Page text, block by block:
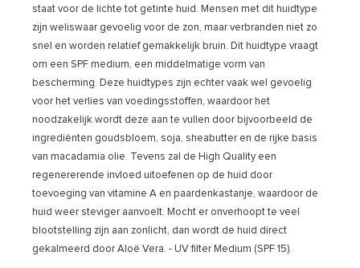
staat voor de lichte tot getinte huid. Mensen met dit huidtype
zijn weliswaar gevoelig voor de zon, maar verbranden niet zo
snel en worden relatief gemakkelijk bruin. Dit huidtype vraagt
om een SPF medium, een middelmatige vorm van
bescherming. Deze huidtypes zijn echter vaak wel gevoelig
voor het verlies van voedingsstoffen, waardoor het
noodzakelijk wordt deze aan te vullen door bijvoorbeeld de
ingrediënten goudsbloem, soja, sheabutter en de rijke basis
van macadamia olie. Tevens zal de High Quality een
regenererende invloed uitoefenen op de huid door
toevoeging van vitamine A en paardenkastanje, waardoor de
huid weer steviger aanvoelt. Mocht er onverhoopt te veel
blootstelling zijn aan zonlicht, dan wordt de huid direct
gekalmeerd door Aloë Vera. - UV filter Medium (SPF 15).